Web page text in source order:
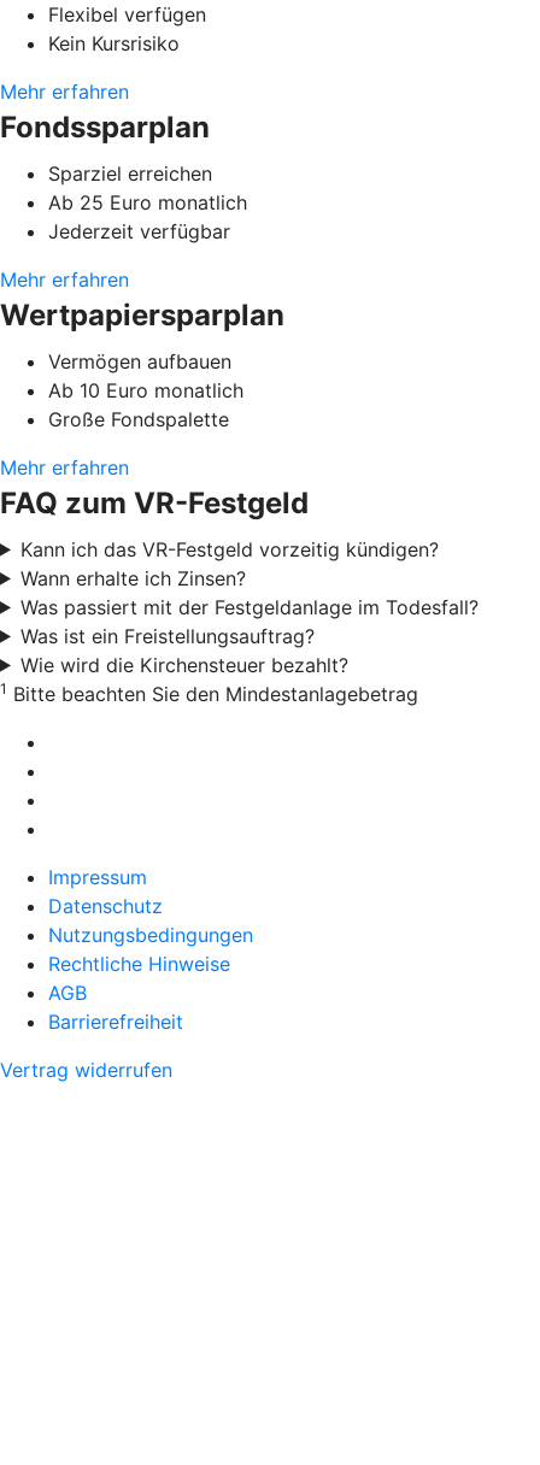
Flexibel verfügen
Kein Kursrisiko
Mehr erfahren
Fondssparplan
Sparziel erreichen
Ab 25 Euro monatlich
Jederzeit verfügbar
Mehr erfahren
Wertpapiersparplan
Vermögen aufbauen
Ab 10 Euro monatlich
Große Fondspalette
Mehr erfahren
FAQ zum VR-Festgeld
Kann ich das VR-Festgeld vorzeitig kündigen?
Wann erhalte ich Zinsen?
Was passiert mit der Festgeldanlage im Todesfall?
Was ist ein Freistellungsauftrag?
Wie wird die Kirchensteuer bezahlt?
1 Bitte beachten Sie den Mindestanlagebetrag
Impressum
Datenschutz
Nutzungsbedingungen
Rechtliche Hinweise
AGB
Barrierefreiheit
Vertrag widerrufen